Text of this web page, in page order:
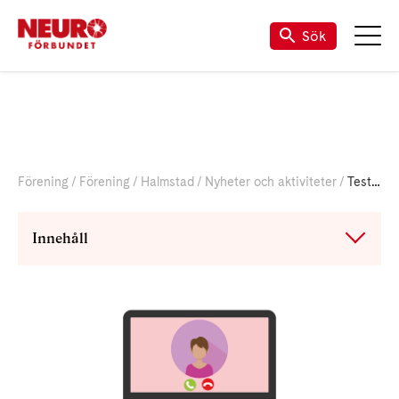
Sök
Förening Förening Halmstad Nyheter och aktiviteter Testmöte
Innehåll